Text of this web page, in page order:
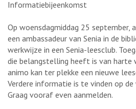
Informatiebijeenkomst
Op woensdagmiddag 25 september,
een ambassadeur van Senia in de
werkwijze in een Senia-leesclub.
die belangstelling heeft is van harte
animo kan ter plekke een nieuwe
Verdere informatie is te vinden op de
Graag vooraf even aanmelden.